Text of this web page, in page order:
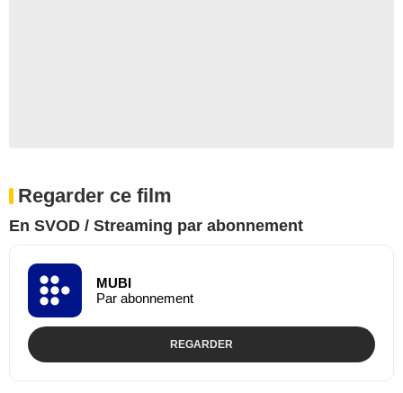
Regarder ce film
En SVOD / Streaming par abonnement
MUBI
Par abonnement
REGARDER